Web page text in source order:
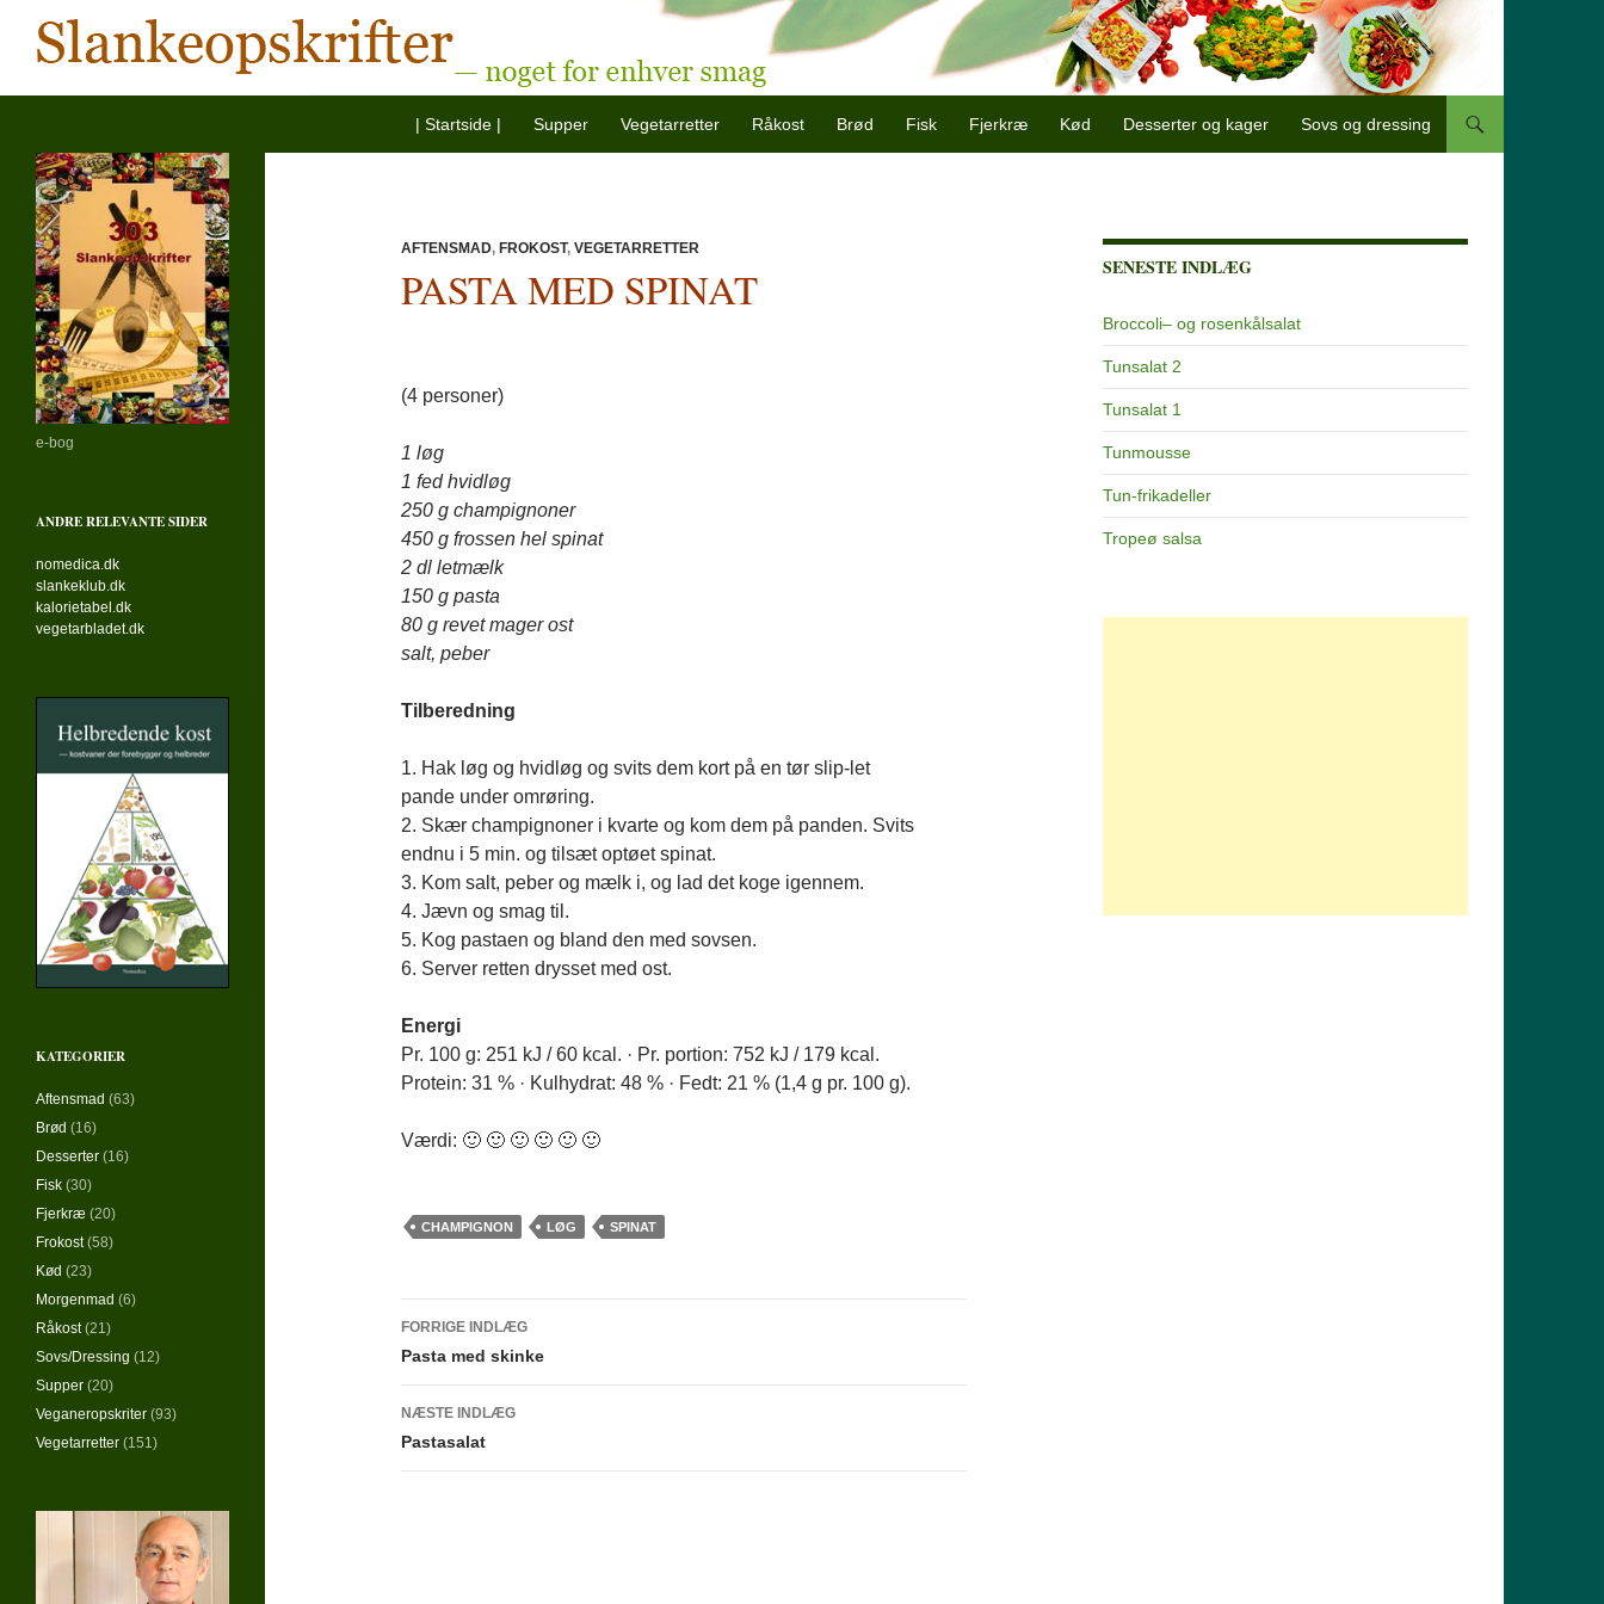
| Startside |
Supper Vegetarretter Råkost Brød Fisk Fjerkræ Kød Desserter og kager Sovs og dressing
AFTENSMAD, FROKOST, VEGETARRETTER
PASTA MED SPINAT
(4 personer)
1 løg
1 fed hvidløg
250 g champignoner
450 g frossen hel spinat
2 dl letmælk
150 g pasta
80 g revet mager ost
salt, peber
Tilberedning
1. Hak løg og hvidløg og svits dem kort på en tør slip-let
pande under omrøring.
2. Skær champignoner i kvarte og kom dem på panden. Svits
endnu i 5 min. og tilsæt optøet spinat.
3. Kom salt, peber og mælk i, og lad det koge igennem.
4. Jævn og smag til.
5. Kog pastaen og bland den med sovsen.
6. Server retten drysset med ost.
Energi
Pr. 100 g: 251 kJ / 60 kcal. · Pr. portion: 752 kJ / 179 kcal.
Protein: 31 % · Kulhydrat: 48 % · Fedt: 21 % (1,4 g pr. 100 g).
Værdi: 🙂 🙂 🙂 🙂 🙂 🙂
CHAMPIGNON LØG SPINAT
Indlægsnavigation
FORRIGE INDLÆG
Pasta med skinke
NÆSTE INDLÆG
Pastasalat
SENESTE INDLÆG
Broccoli– og rosenkålsalat
Tunsalat 2
Tunsalat 1
Tunmousse
Tun-frikadeller
Tropeø salsa
— noget for enhver smag
e-bog
ANDRE RELEVANTE SIDER
nomedica.dk
slankeklub.dk
kalorietabel.dk
vegetarbladet.dk
KATEGORIER
Aftensmad (63)
Brød (16)
Desserter (16)
Fisk (30)
Fjerkræ (20)
Frokost(58)
Kød (23)
Morgenmad (6)
Råkost(21)
Sovs/Dressing (12)
Supper (20)
Veganeropskriter (93)
Vegetarretter (151)